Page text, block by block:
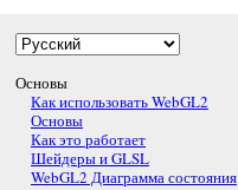
Основы
Как использовать WebGL2
Основы
Как это работает
Шейдеры и GLSL
WebGL2 Диаграмма состояния